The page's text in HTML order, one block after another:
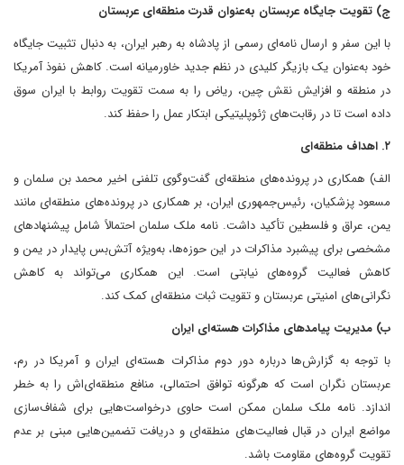
ج) تقویت جایگاه عربستان به‌عنوان قدرت منطقه‌ای عربستان
با این سفر و ارسال نامه‌ای رسمی از پادشاه به رهبر ایران، به دنبال تثبیت جایگاه
خود به‌عنوان یک بازیگر کلیدی در نظم جدید خاورمیانه است. کاهش نفوذ آمریکا
در منطقه و افزایش نقش چین، ریاض را به سمت تقویت روابط با ایران سوق
داده است تا در رقابت‌های ژئوپلیتیکی ابتکار عمل را حفظ کند.
۲. اهداف منطقه‌ای
الف) همکاری در پرونده‌های منطقه‌ای گفت‌وگوی تلفنی اخیر محمد بن سلمان و
مسعود پزشکیان، رئیس‌جمهوری ایران، بر همکاری در پرونده‌های منطقه‌ای مانند
یمن، عراق و فلسطین تأکید داشت. نامه ملک سلمان احتمالاً شامل پیشنهادهای
مشخصی برای پیشبرد مذاکرات در این حوزه‌ها، به‌ویژه آتش‌بس پایدار در یمن و
کاهش فعالیت گروه‌های نیابتی است. این همکاری می‌تواند به کاهش
نگرانی‌های امنیتی عربستان و تقویت ثبات منطقه‌ای کمک کند.
ب) مدیریت پیامدهای مذاکرات هسته‌ای ایران
با توجه به گزارش‌ها درباره دور دوم مذاکرات هسته‌ای ایران و آمریکا در رم،
عربستان نگران است که هرگونه توافق احتمالی، منافع منطقه‌ای‌اش را به خطر
اندازد. نامه ملک سلمان ممکن است حاوی درخواست‌هایی برای شفاف‌سازی
مواضع ایران در قبال فعالیت‌های منطقه‌ای و دریافت تضمین‌هایی مبنی بر عدم
تقویت گروه‌های مقاومت باشد.